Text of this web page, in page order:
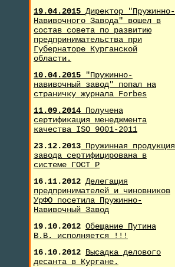
19.04.2015 Директор "Пружинно-
Навивочного Завода" вошел в
состав совета по развитию
предпринимательства при
Губернаторе Курганской
области.
10.04.2015 "Пружинно-
навивочный завод" попал на
страничку журнала Forbes
11.09.2014 Получена
сертификация менеджмента
качества ISO 9001-2011
23.12.2013 Пружинная продукция
завода сертифицирована в
системе ГОСТ Р
16.11.2012 Делегация
предпринимателей и чиновников
УрФО посетила Пружинно-
Навивочный Завод
19.10.2012 Обещание Путина
В.В. исполняется !!!
16.10.2012 Высадка делового
десанта в Кургане.